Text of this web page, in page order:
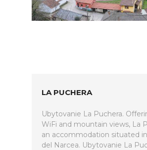
LA PUCHERA
Ubytovanie La Puchera.
WiFi and mountain views, La
an accommodation situated
del Narcea. Ubytovanie La